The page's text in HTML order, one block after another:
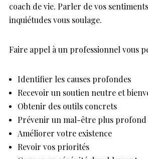
coach de vie. Parler de vos
inquiétudes vous soulage.
Faire appel à un professionnel vous
Identifier les causes profondes
Recevoir un soutien neutre et
Obtenir des outils concrets
Prévenir un mal-être plus profond
Améliorer votre existence
Revoir vos priorités